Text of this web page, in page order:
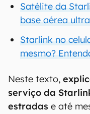
Satélite da
base aérea
Starlink no
mesmo?
Neste texto,
serviço da
estradas e até